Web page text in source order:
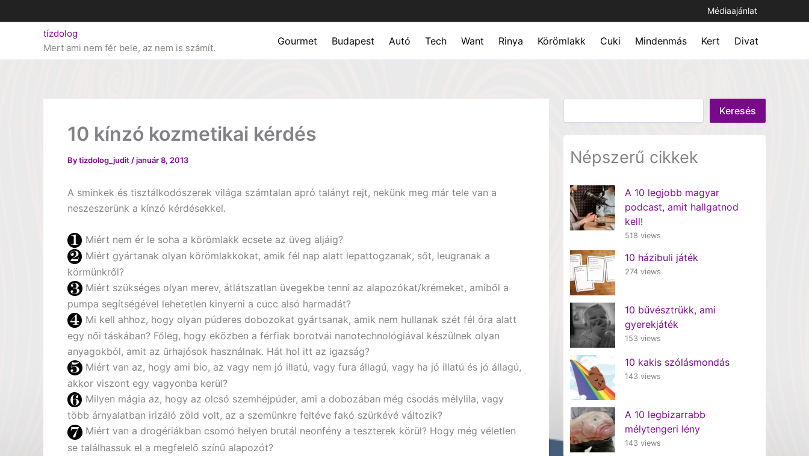
to
Médiaajánlat
tízdolog
Mert ami nem fér bele, az nem is számít.
Gourmet Budapest Autó Tech Want Rinya Körömlakk Cuki Mindenmás Kert Divat
10 kínzó kozmetikai kérdés
Bytizdolog_judit /január 8, 2013
A sminkek és tisztálkodószerek világa számtalan apró talányt rejt, nekünk meg már tele van a
neszeszerünk a kínzó kérdésekkel.
Miért nem ér le soha a körömlakk ecsete az üveg aljáig?
Miért gyártanak olyan körömlakkokat, amik fél nap alatt lepattogzanak, sőt, leugranak a
körmünkről?
Miért szükséges olyan merev, átlátszatlan üvegekbe tenni az alapozókat/krémeket, amiből a
pumpa segítségével lehetetlen kinyerni a cucc alsó harmadát?
Mi kell ahhoz, hogy olyan púderes dobozokat gyártsanak, amik nem hullanak szét fél óra alatt
egy női táskában? Főleg, hogy eközben a férfiak borotvái nanotechnológiával készülnek olyan
anyagokból, amit az űrhajósok használnak. Hát hol itt az igazság?
Miért van az, hogy ami bio, az vagy nem jó illatú, vagy fura állagú, vagy ha jó illatú és jó állagú,
akkor viszont egy vagyonba kerül?
Milyen mágia az, hogy az olcsó szemhéjpúder, ami a dobozában még csodás mélylila, vagy
több árnyalatban irizáló zöld volt, az a szemünkre feltéve fakó szürkévé változik?
Miért van a drogériákban csomó helyen brutál neonfény a teszterek körül? Hogy még véletlen
se találhassuk el a megfelelő színű alapozót?
Keresés
Népszerű cikkek
A 10 legjobb magyar
podcast, amit hallgatnod
kell!
518 views
10 házibuli játék
274 views
10 bűvésztrükk, ami
gyerekjáték
153 views
10 kakis szólásmondás
143 views
A 10 legbizarrabb
mélytengeri lény
143 views